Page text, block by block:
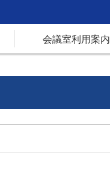
会議室利用案内